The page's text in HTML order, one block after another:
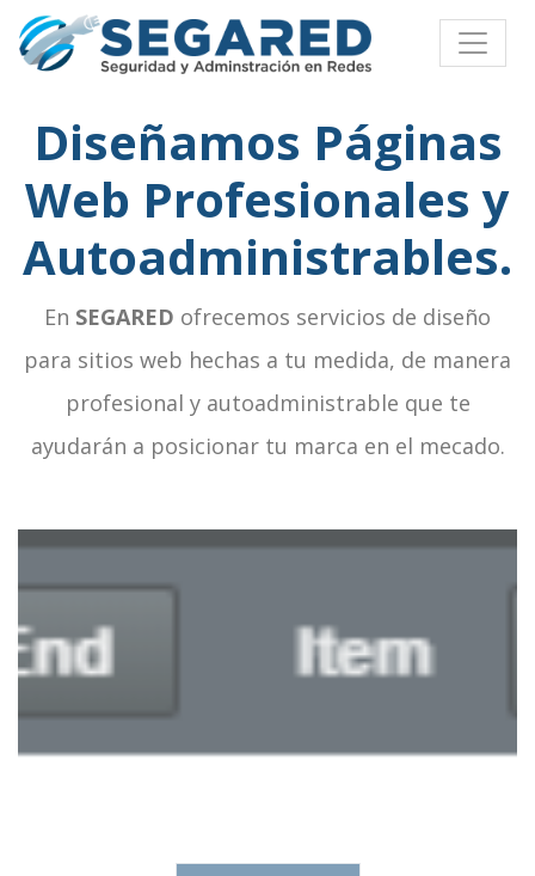
Diseñamos Páginas
Web Profesionales y
Autoadministrables.
En SEGARED ofrecemos servicios de diseño
para sitios web hechas a tu medida, de manera
profesional y autoadministrable que te
ayudarán a posicionar tu marca en el mecado.